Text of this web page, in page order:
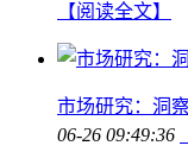
【阅读全文】
市场研究：洞
06-26 09:49:36